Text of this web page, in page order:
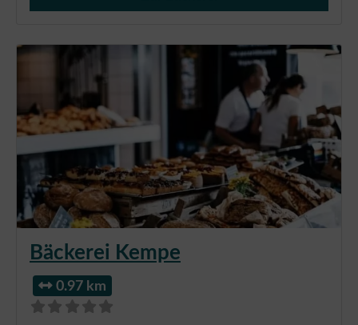
Verkauf von Brötchen,
Bäckerei Kempe
0.97 km